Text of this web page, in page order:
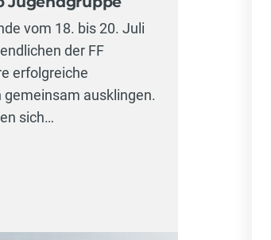
vom 18. bis 20. Juli
der FF
erfolgreiche
gemeinsam ausklingen.
sich…